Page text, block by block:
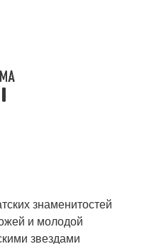
знаменитостей
и молодой
звездами